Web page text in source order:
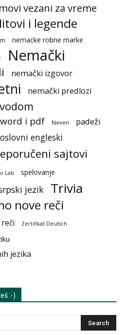
vezani za vreme
i legende
nemacke robne marke
Nemački
nemački izgovor
nemački predlozi
i pdf Neven padeži
engleski
sajtovi
Lab spelovanje
jezik Trivia
nove reči
Zertifikat Deutsch
jezika
:-)